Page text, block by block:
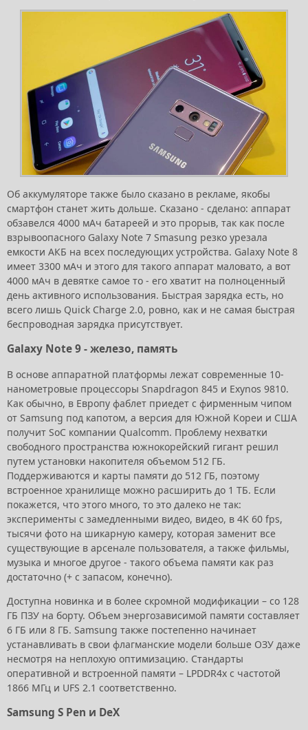
Об аккумуляторе также было сказано в рекламе, якобы
смартфон станет жить дольше. Сказано - сделано: аппарат
обзавелся 4000 мАч батареей и это прорыв, так как после
взрывоопасного Galaxy Note 7 Smasung резко урезала
емкости АКБ на всех последующих устройства. Galaxy Note 8
имеет 3300 мАч и этого для такого аппарат маловато, а вот
4000 мАч в девятке самое то - его хватит на полноценный
день активного использования. Быстрая зарядка есть, но
всего лишь Quick Charge 2.0, ровно, как и не самая быстрая
беспроводная зарядка присутствует.
Galaxy Note 9 - железо, память
В основе аппаратной платформы лежат современные 10-
нанометровые процессоры Snapdragon 845 и Exynos 9810.
Как обычно, в Европу фаблет приедет с фирменным чипом
от Samsung под капотом, а версия для Южной Кореи и США
получит SoC компании Qualcomm. Проблему нехватки
свободного пространства южнокорейский гигант решил
путем установки накопителя объемом 512 ГБ.
Поддерживаются и карты памяти до 512 ГБ, поэтому
встроенное хранилище можно расширить до 1 ТБ. Если
покажется, что этого много, то это далеко не так:
эксперименты с замедленными видео, видео, в 4K 60 fps,
тысячи фото на шикарную камеру, которая заменит все
существующие в арсенале пользователя, а также фильмы,
музыка и многое другое - такого объема памяти как раз
достаточно (+ с запасом, конечно).
Доступна новинка и в более скромной модификации – со 128
ГБ ПЗУ на борту. Объем энергозависимой памяти составляет
6 ГБ или 8 ГБ. Samsung также постепенно начинает
устанавливать в свои флагманские модели больше ОЗУ даже
несмотря на неплохую оптимизацию. Стандарты
оперативной и встроенной памяти – LPDDR4x с частотой
1866 МГц и UFS 2.1 соответственно.
Samsung S Pen и DeX